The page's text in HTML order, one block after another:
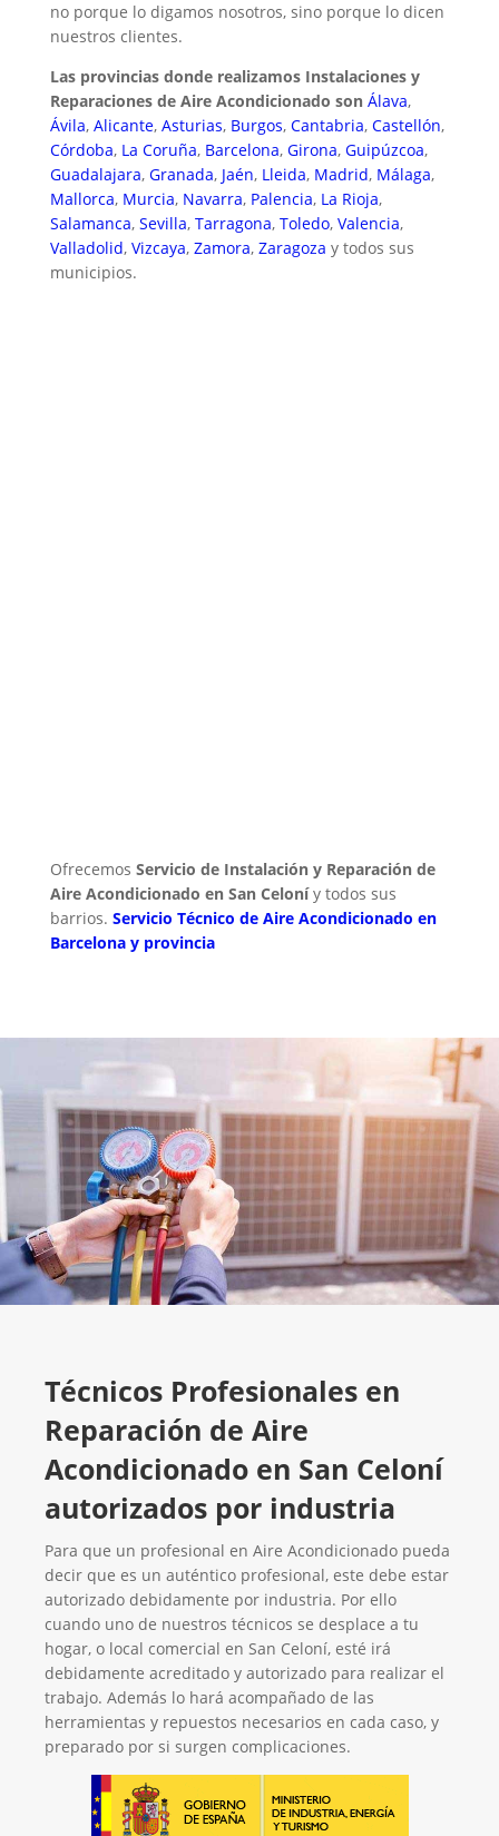
no porque lo digamos nosotros, sino porque lo dicen
nuestros clientes.
Las provincias donde realizamos Instalaciones y
Reparaciones de Aire Acondicionado son Álava,
Ávila, Alicante, Asturias, Burgos, Cantabria, Castellón,
Córdoba, La Coruña, Barcelona, Girona, Guipúzcoa,
Guadalajara, Granada, Jaén, Lleida, Madrid, Málaga,
Mallorca, Murcia, Navarra, Palencia, La Rioja,
Salamanca, Sevilla, Tarragona, Toledo, Valencia,
Valladolid, Vizcaya, Zamora, Zaragoza y todos sus
municipios.
Ofrecemos Servicio de Instalación y Reparación de
Aire Acondicionado en San Celoníy todos sus
barrios. Servicio Técnico de Aire Acondicionado en
Barcelona y provincia
Técnicos Profesionales en
Reparación de Aire
Acondicionado en San Celoní
autorizados por industria
Para que un profesional en Aire Acondicionado pueda
decir que es un auténtico profesional, este debe estar
autorizado debidamente por industria. Por ello
cuando uno de nuestros técnicos se desplace a tu
hogar, o local comercial en San Celoní, esté irá
debidamente acreditado y autorizado para realizar el
trabajo. Además lo hará acompañado de las
herramientas y repuestos necesarios en cada caso, y
preparado por si surgen complicaciones.